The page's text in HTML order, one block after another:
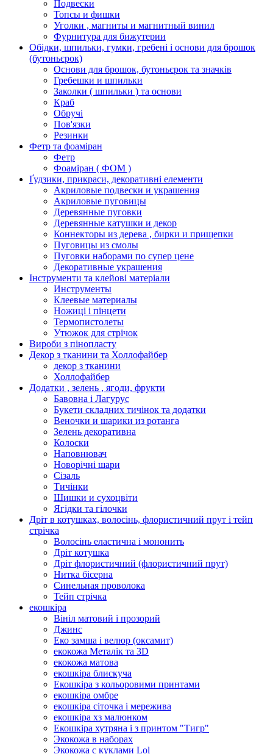
Подвески
Топсы и фишки
Уголки , магниты и магнитный винил
Фурнитура для бижутерии
Обідки, шпильки, гумки, гребені і основи для брошок
(бутоньєрок)
Основи для брошок, бутоньєрок та значків
Гребешки и шпильки
Заколки ( шпильки ) та основи
Краб
Обручі
Пов'язки
Резинки
Фетр та фоаміран
Фетр
Фоаміран ( ФОМ )
Ґудзики, прикраси, декоративні елементи
Акриловые подвески и украшения
Акриловые пуговицы
Деревянные пуговки
Деревянные катушки и декор
Коннекторы из дерева , бирки и прищепки
Пуговицы из смолы
Пуговки наборами по супер цене
Декоративные украшения
Інструменти та клейові матеріали
Инструменты
Клеевые материалы
Ножиці і пінцети
Термопистолеты
Утюжок для стрічок
Вироби з пінопласту
Декор з тканини та Холлофайбер
декор з тканини
Холлофайбер
Додатки , зелень , ягоди, фрукти
Бавовна і Лагурус
Букети складних тичінок та додатки
Веночки и шарики из ротанга
Зелень декоративна
Колоски
Наповнювач
Новорічні шари
Сізаль
Тичінки
Шишки и сухоцвіти
Ягідки та гілочки
Дріт в котушках, волосінь, флористичний прут і тейп
стрічка
Волосінь еластична і мононить
Дріт котушка
Дріт флористичний (флористичний прут)
Нитка бісерна
Синельная проволока
Тейп стрічка
екошкіра
Вініл матовий і прозорий
Джинс
Еко замша і велюр (оксамит)
екокожа Металік та 3D
екокожа матова
екошкіра блискуча
Екошкіра з кольоровими принтами
екошкіра омбре
екошкіра сіточка і мережива
екошкіра хз малюнком
Екошкіра хутряна і з принтом "Тигр"
Экокожа в наборах
Экокожа с куклами Lol